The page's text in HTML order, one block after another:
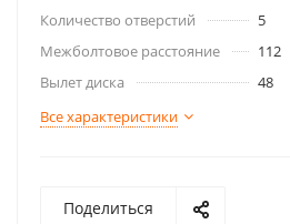
Количество отверстий
5
Межболтовое расстояние
112
Вылет диска
48
Все характеристики
Поделиться